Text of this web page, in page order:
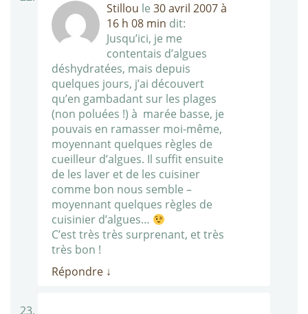
Stillou le 30 avril 2007 à
16 h 08 min dit:
Jusqu’ici, je me
contentais d’algues
déshydratées, mais depuis
quelques jours, j’ai découvert
qu’en gambadant sur les plages
(non poluées !) à marée basse, je
pouvais en ramasser moi-même,
moyennant quelques règles de
cueilleur d’algues. Il suffit ensuite
de les laver et de les cuisiner
comme bon nous semble –
moyennant quelques règles de
cuisinier d’algues…
C’est très très surprenant, et très
très bon !
Répondre ↓